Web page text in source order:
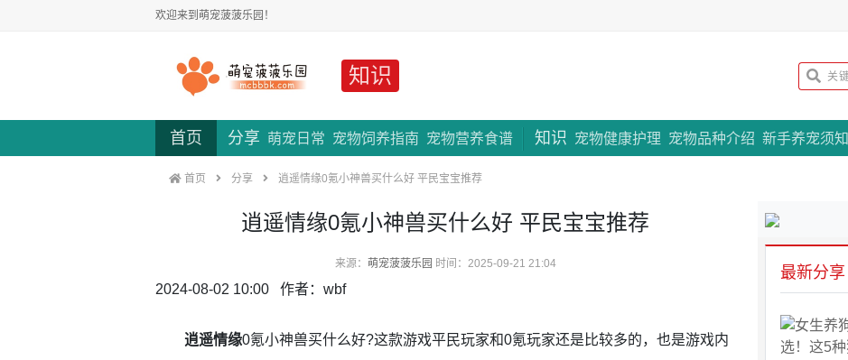
欢迎来到萌宠菠菠乐园！
知识
首页 分享 萌宠日常 宠物饲养指南 宠物营养食谱 知识 宠物健康护理 宠物品种介绍 新手养宠须知
专题策划
首页 分享 逍遥情缘0氪小神兽买什么好 平民宝宝推荐
逍遥情缘0氪小神兽买什么好 平民宝宝推荐
来源： 萌宠菠菠乐园 时间：2025-09-21 21:04
2024-08-02 10:00 作者：wbf
逍遥情缘0氪小神兽买什么好?这款游戏平民玩家和0氪玩家还是比较多的，也是游戏内
最新分享